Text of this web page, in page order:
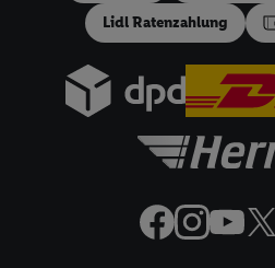
Lidl Ratenzahlung
zu erstellen (die sogenannte EUID),
die sogleich beschriebene Utiq-
um Sie in von Dritten betriebenen
Ihnen personalisierte Werbung
uns und einem der anderen oben
in einen Hashwert umgewandelte E-
gemeinsamer Verantwortlichkeit